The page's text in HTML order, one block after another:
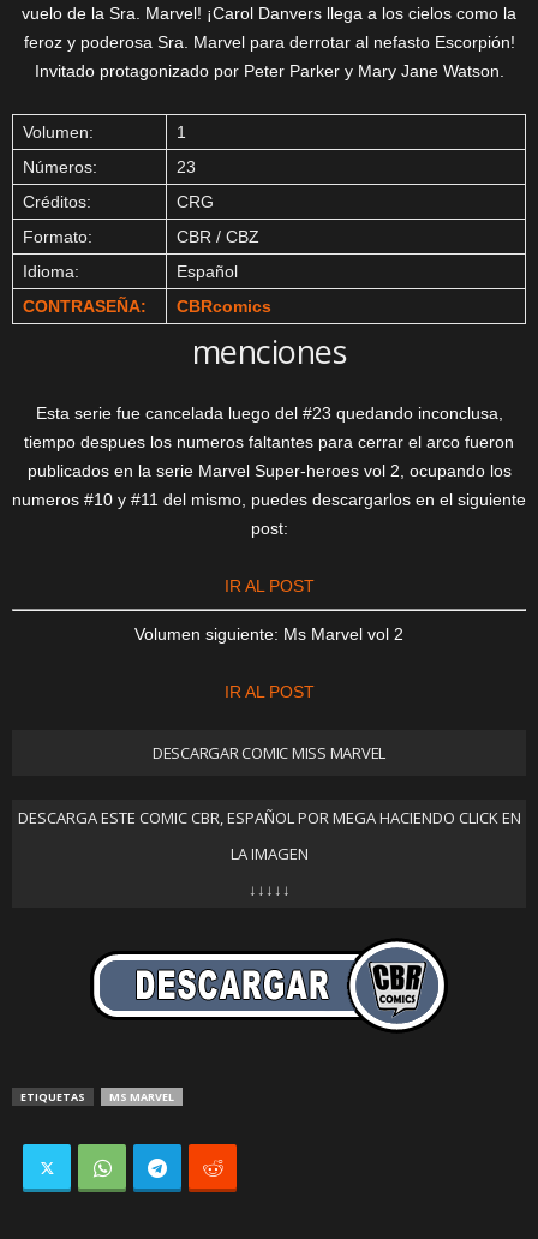
vuelo de la Sra. Marvel! ¡Carol Danvers llega a los cielos como la
feroz y poderosa Sra. Marvel para derrotar al nefasto Escorpión!
Invitado protagonizado por Peter Parker y Mary Jane Watson.
Volumen:
1
Números:
23
Créditos:
CRG
Formato:
CBR / CBZ
Idioma:
Español
CONTRASEÑA:
CBRcomics
menciones
Esta serie fue cancelada luego del #23 quedando inconclusa,
tiempo despues los numeros faltantes para cerrar el arco fueron
publicados en la serie Marvel Super-heroes vol 2, ocupando los
numeros #10 y #11 del mismo, puedes descargarlos en el siguiente
post:
IR AL POST
Volumen siguiente: Ms Marvel vol 2
IR AL POST
DESCARGAR COMIC MISS MARVEL
DESCARGA ESTE COMIC CBR, ESPAÑOL POR MEGA HACIENDO CLICK EN
LA IMAGEN
↓↓↓↓↓
ETIQUETAS MS MARVEL